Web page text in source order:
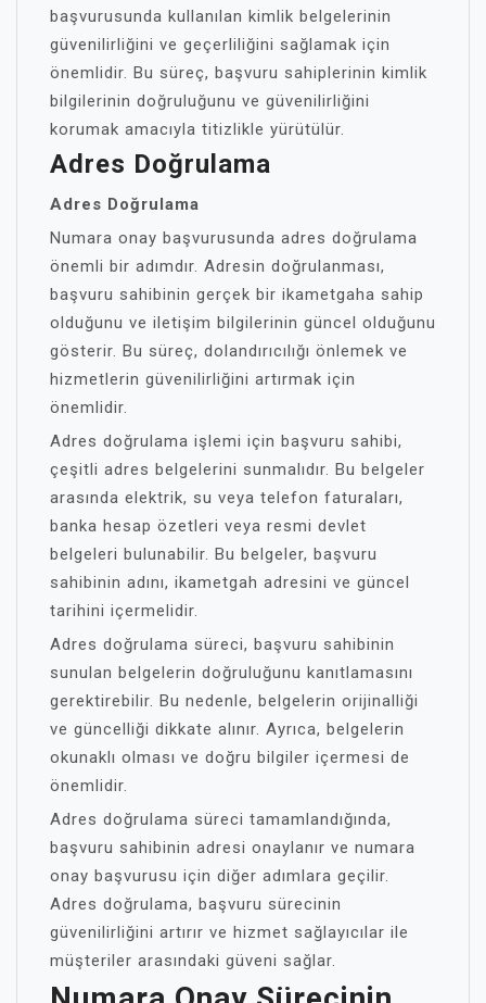
başvurusunda kullanılan kimlik belgelerinin
güvenilirliğini ve geçerliliğini sağlamak için
önemlidir. Bu süreç, başvuru sahiplerinin kimlik
bilgilerinin doğruluğunu ve güvenilirliğini
korumak amacıyla titizlikle yürütülür.
Adres Doğrulama
Adres Doğrulama
Numara onay başvurusunda adres doğrulama
önemli bir adımdır. Adresin doğrulanması,
başvuru sahibinin gerçek bir ikametgaha sahip
olduğunu ve iletişim bilgilerinin güncel olduğunu
gösterir. Bu süreç, dolandırıcılığı önlemek ve
hizmetlerin güvenilirliğini artırmak için
önemlidir.
Adres doğrulama işlemi için başvuru sahibi,
çeşitli adres belgelerini sunmalıdır. Bu belgeler
arasında elektrik, su veya telefon faturaları,
banka hesap özetleri veya resmi devlet
belgeleri bulunabilir. Bu belgeler, başvuru
sahibinin adını, ikametgah adresini ve güncel
tarihini içermelidir.
Adres doğrulama süreci, başvuru sahibinin
sunulan belgelerin doğruluğunu kanıtlamasını
gerektirebilir. Bu nedenle, belgelerin orijinalliği
ve güncelliği dikkate alınır. Ayrıca, belgelerin
okunaklı olması ve doğru bilgiler içermesi de
önemlidir.
Adres doğrulama süreci tamamlandığında,
başvuru sahibinin adresi onaylanır ve numara
onay başvurusu için diğer adımlara geçilir.
Adres doğrulama, başvuru sürecinin
güvenilirliğini artırır ve hizmet sağlayıcılar ile
müşteriler arasındaki güveni sağlar.